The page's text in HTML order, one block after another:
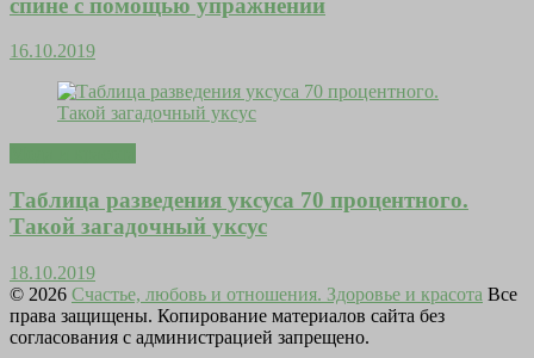
16.10.2019
Таблица разведения уксуса 70 процентного.
Такой загадочный уксус
18.10.2019
© 2026 Счастье, любовь и отношения. Здоровье и красота Все
права защищены. Копирование материалов сайта без
согласования с администрацией запрещено.